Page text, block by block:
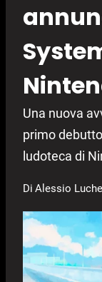
Una nuova
primo
ludoteca di
Di Alessio